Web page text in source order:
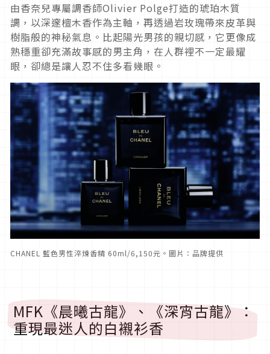
由香奈兒專屬調香師Olivier Polge打造的琥珀木質
調，以深邃檀木香作為主軸，再透過岩玫瑰帶來皮革與
樹脂般的神秘氣息。比起陽光男孩的親切感，它更像成
熟穩重卻充滿故事感的男主角，在人群裡不一定最耀
眼，卻總是讓人忍不住多看幾眼。
CHANEL 藍色男性淬煉香精 60ml/6,150元。圖片：品牌提供
MFK《晨曦古龍》、《深宵古龍》：
重現最迷人的白襯衫香